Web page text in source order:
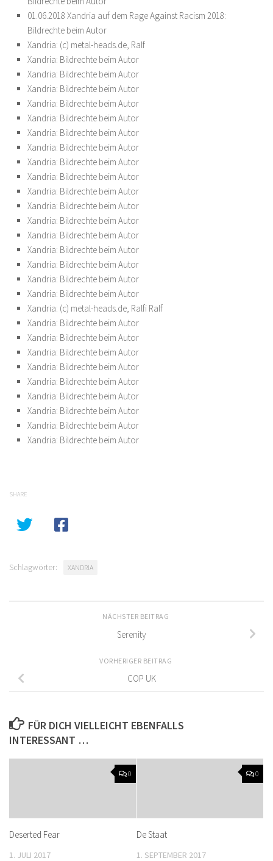
01.06.2018 Xandria auf dem Rage Against Racism 2018:
Bildrechte beim Autor
Xandria: (c) metal-heads.de, Ralf
Xandria: Bildrechte beim Autor
Xandria: Bildrechte beim Autor
Xandria: Bildrechte beim Autor
Xandria: Bildrechte beim Autor
Xandria: Bildrechte beim Autor
Xandria: Bildrechte beim Autor
Xandria: Bildrechte beim Autor
Xandria: Bildrechte beim Autor
Xandria: Bildrechte beim Autor
Xandria: Bildrechte beim Autor
Xandria: Bildrechte beim Autor
Xandria: Bildrechte beim Autor
Xandria: Bildrechte beim Autor
Xandria: Bildrechte beim Autor
Xandria: Bildrechte beim Autor
Xandria: Bildrechte beim Autor
Xandria: Bildrechte beim Autor
Xandria: (c) metal-heads.de, Ralfi Ralf
Xandria: Bildrechte beim Autor
Xandria: Bildrechte beim Autor
Xandria: Bildrechte beim Autor
Xandria: Bildrechte beim Autor
Xandria: Bildrechte beim Autor
Xandria: Bildrechte beim Autor
Xandria: Bildrechte beim Autor
Xandria: Bildrechte beim Autor
Xandria: Bildrechte beim Autor
SHARE
Schlagwörter: XANDRIA
NÄCHSTER BEITRAG
Serenity
VORHERIGER BEITRAG
COP UK
FÜR DICH VIELLEICHT EBENFALLS
INTERESSANT …
0
Deserted Fear
1. JULI 2017
0
De Staat
1. SEPTEMBER 2017